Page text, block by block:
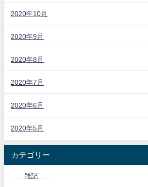
2020年10月
2020年9月
2020年8月
2020年7月
2020年6月
2020年5月
カテゴリー
雑記